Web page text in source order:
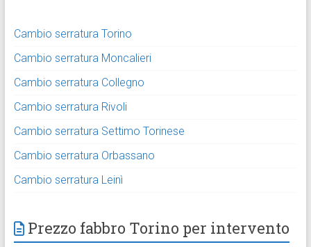
Cambio serratura Torino
Cambio serratura Moncalieri
Cambio serratura Collegno
Cambio serratura Rivoli
Cambio serratura Settimo Torinese
Cambio serratura Orbassano
Cambio serratura Leinì
Prezzo fabbro Torino per intervento